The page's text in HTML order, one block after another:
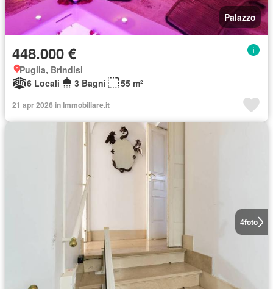
Palazzo
448.000 €
Puglia, Brindisi
6 Locali
3 Bagni 55 m²
21 apr 2026 in Immobiliare.it
4foto